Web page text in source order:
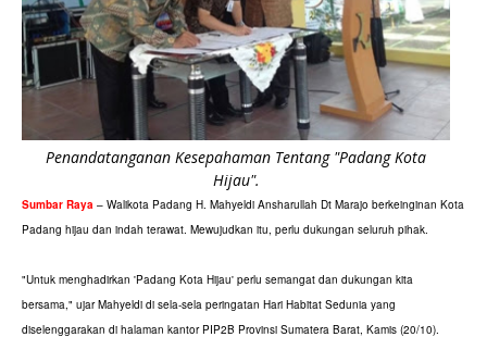
Penandatanganan Kesepahaman Tentang "Padang Kota
Hijau".
Sumbar Raya – Walikota Padang H. Mahyeldi Ansharullah Dt Marajo berkeinginan Kota
Padang hijau dan indah terawat. Mewujudkan itu, perlu dukungan seluruh pihak.
"Untuk menghadirkan 'Padang Kota Hijau' perlu semangat dan dukungan kita
bersama," ujar Mahyeldi di sela-sela peringatan Hari Habitat Sedunia yang
diselenggarakan di halaman kantor PIP2B Provinsi Sumatera Barat, Kamis (20/10).